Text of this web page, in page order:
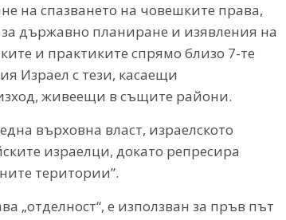
на спазването на човешките права,
държавно планиране и изявления на
и практиките спрямо близо 7-те
Израел с тези, касаещи
живеещи в същите райони.
върховна власт, израелското
израелци, докато репресира
територии”.
„отделност“, е използван за пръв път